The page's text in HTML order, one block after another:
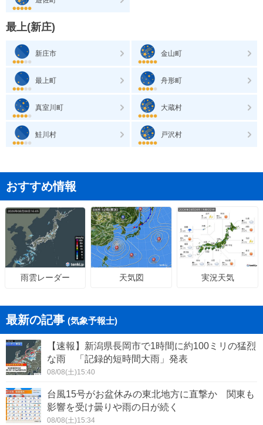
最上(新庄)
新庄市 金山町
最上町 舟形町
真室川町 大蔵村
鮭川村 戸沢村
おすすめ情報
雨雲レーダー 天気図 実況天気
最新の記事 (気象予報士)
【速報】新潟県長岡市で1時間に約100ミリの猛烈
な雨 「記録的短時間大雨」発表
08/08(土)15:40
台風15号がお盆休みの東北地方に直撃か 関東も
影響を受け曇りや雨の日が続く
08/08(土)15:34